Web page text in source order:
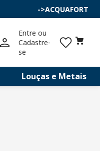
->ACQUAFORT
Entre ou
Cadastre-
se
Louças e Metais